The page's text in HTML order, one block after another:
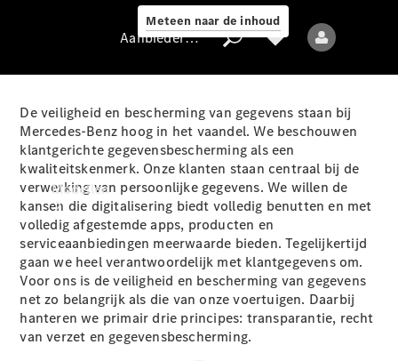
Meteen naar de inhoud
Aanbieder /
Gegevensbescherming
Modellen
Alle modellen
Nieuwe modellen
Aanbieder / Gegevensbescherming
De veiligheid en bescherming van gegevens staan bij
Mercedes-Benz hoog in het vaandel. We beschouwen
klantgerichte gegevensbescherming als een
kwaliteitskenmerk. Onze klanten staan centraal bij de
verwerking van persoonlijke gegevens. We willen de
kansen die digitalisering biedt volledig benutten en met
volledig afgestemde apps, producten en
serviceaanbiedingen meerwaarde bieden. Tegelijkertijd
gaan we heel verantwoordelijk met klantgegevens om.
Voor ons is de veiligheid en bescherming van gegevens
net zo belangrijk als die van onze voertuigen. Daarbij
hanteren we primair drie principes: transparantie, recht
van verzet en gegevensbescherming.